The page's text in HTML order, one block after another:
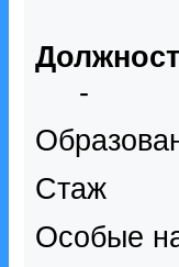
-
Стаж
Особые